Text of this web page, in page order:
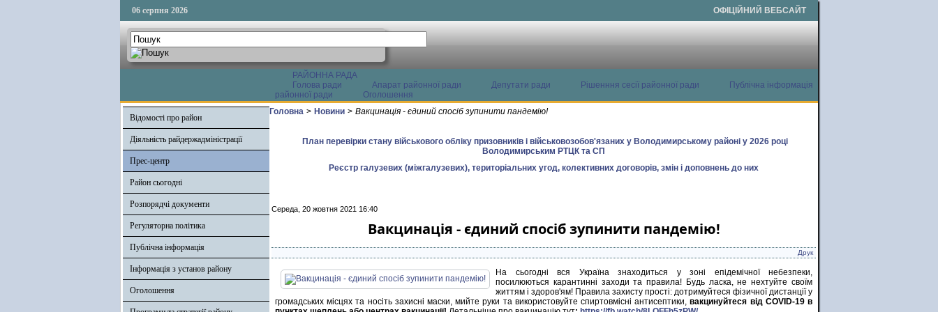
06 серпня 2026 ОФІЦІЙНИЙ ВЕБСАЙТ
РАЙОННА РАДА
Голова ради
Апарат районної ради Депутати ради Рішенння сесії районної ради
Публічна інформація
районної ради
Оголошення
Відомості про район
Діяльність райдержадміністрації
Прес-центр
Район сьогодні
Розпорядчі документи
Регуляторна політика
Публічна інформація
Інформація з установ району
Оголошення
Головна > Новини > Вакцинація - єдиний спосіб зупинити пандемію!
План перевірки стану військового обліку призовників і військовозобов'язаних у Володимирському районі у 2026 році
Володимирським РТЦК та СП
Реєстр галузевих (міжгалузевих), територіальних угод, колективних договорів, змін і доповнень до них
Середа, 20 жовтня 2021 16:40
Вакцинація - єдиний спосіб зупинити пандемію!
Друк
На сьогодні вся Україна знаходиться у зоні епідемічної небезпеки,
посилюються карантинні заходи та правила! Будь ласка, не нехтуйте своїм
життям і здоров'ям! Правила захисту прості: дотримуйтеся фізичної дистанції у
громадських місцях та носіть захисні маски, мийте руки та використовуйте спиртовмісні антисептики,вакцинуйтеся від COVID-19 в